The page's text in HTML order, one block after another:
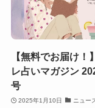
【無料でお届け！
レ占いマガジン
号
2025年1月10日 ニュー